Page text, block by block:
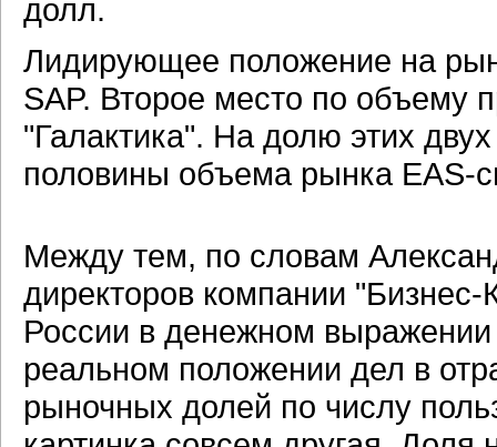
долл.
Лидирующее положение на
SAP. Второе место по объему
"Галактика". На долю этих
половины объема рынка EAS-
Между тем, по словам
директоров компании
России в денежном
реальном положении дел в
рыночных долей по числу